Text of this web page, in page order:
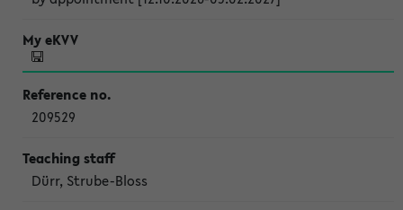
209529
Dürr, Strube-Bloss